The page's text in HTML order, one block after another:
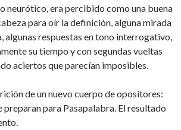
neurótico, era percibido como una buena
para oír la definición, alguna mirada
algunas respuestas en tono interrogativo,
su tiempo y con segundas vueltas
aciertos que parecían imposibles.
de un nuevo cuerpo de opositores:
preparan para Pasapalabra. El resultado